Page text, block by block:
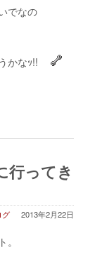
でなの
かなｯ!!
行ってき
2013年2月22日
グ